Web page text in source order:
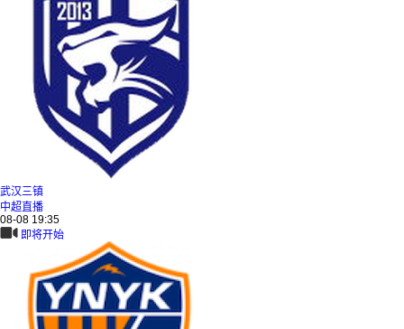
武汉三镇
中超直播
08-08 19:35
即将开始